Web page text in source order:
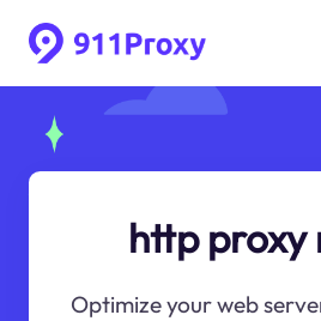
http proxy
Optimize your web